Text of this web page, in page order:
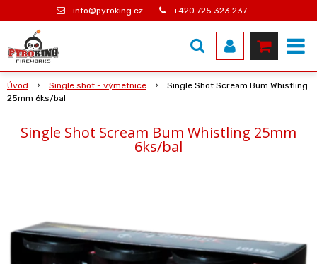
info@pyroking.cz +420 725 323 237
Úvod Single shot - výmetnice
Single Shot Scream Bum Whistling
25mm 6ks/bal
Single Shot Scream Bum Whistling 25mm
6ks/bal